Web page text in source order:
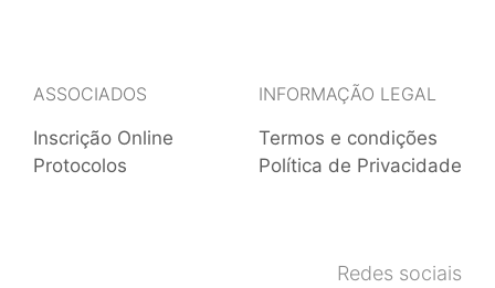
ASSOCIADOS
Inscrição Online
Protocolos
INFORMAÇÃO LEGAL
Termos e condições
Política de Privacidade
Redes sociais